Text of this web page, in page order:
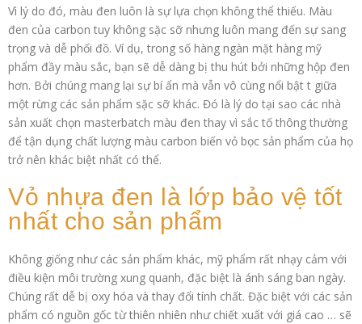
Vì lý do đó, màu đen luôn là sự lựa chọn không thể thiếu. Màu
đen của carbon tuy không sặc sỡ nhưng luôn mang đến sự sang
trọng và dễ phối đồ. Ví dụ, trong số hàng ngàn mặt hàng mỹ
phẩm đầy màu sắc, bạn sẽ dễ dàng bị thu hút bởi những hộp đen
hơn. Bởi chúng mang lại sự bí ẩn mà vẫn vô cùng nổi bật t giữa
một rừng các sản phẩm sặc sỡ khác. Đó là lý do tại sao các nhà
sản xuất chọn masterbatch màu đen thay vì sắc tố thông thường
để tận dụng chất lượng màu carbon biến vỏ bọc sản phẩm của họ
trở nên khác biệt nhất có thể.
Vỏ nhựa đen là lớp bảo vệ tốt
nhất cho sản phẩm
Không giống như các sản phẩm khác, mỹ phẩm rất nhạy cảm với
điều kiện môi trường xung quanh, đặc biệt là ánh sáng ban ngày.
Chúng rất dễ bị oxy hóa và thay đổi tính chất. Đặc biệt với các sản
phẩm có nguồn gốc từ thiên nhiên như chiết xuất với giá cao … sẽ